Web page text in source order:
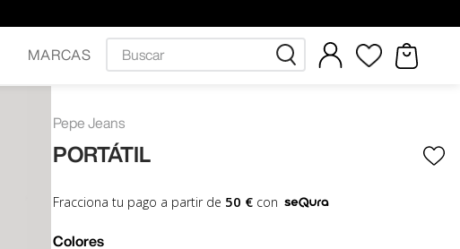
MARCAS
Pepe Jeans
PORTÁTIL
Fracciona tu pago a partir de 50 €con
Colores